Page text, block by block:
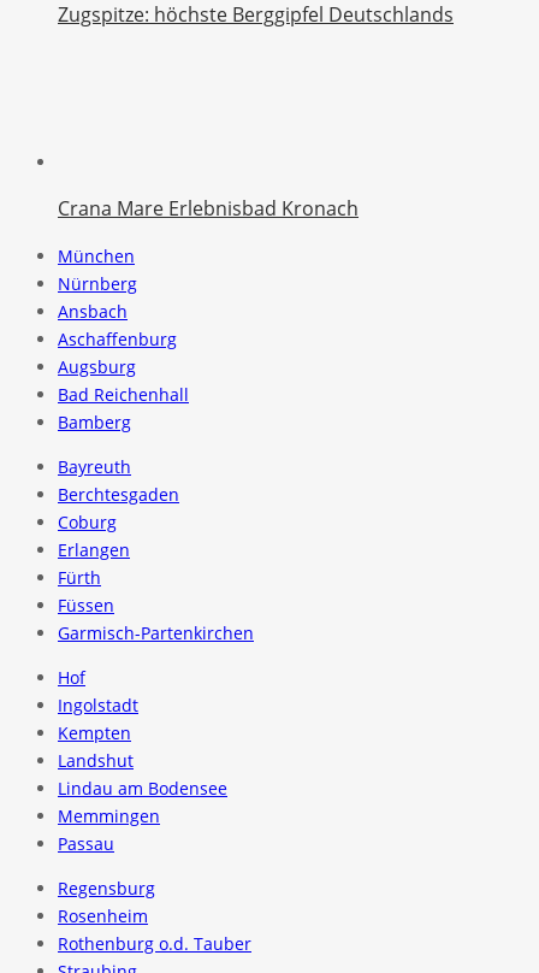
Zugspitze: höchste Berggipfel Deutschlands
Crana Mare Erlebnisbad Kronach
München
Nürnberg
Ansbach
Aschaffenburg
Augsburg
Bad Reichenhall
Bamberg
Bayreuth
Berchtesgaden
Coburg
Erlangen
Fürth
Füssen
Garmisch-Partenkirchen
Hof
Ingolstadt
Kempten
Landshut
Lindau am Bodensee
Memmingen
Passau
Regensburg
Rosenheim
Rothenburg o.d. Tauber